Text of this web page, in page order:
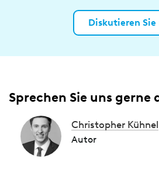
Diskutieren
Sprechen Sie uns gerne
Christopher Kühnel
Autor